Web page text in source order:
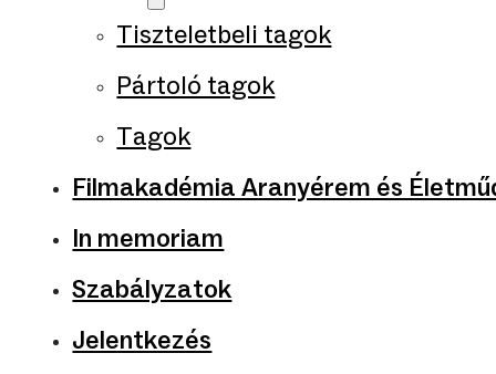
Tiszteletbeli tagok
Pártoló tagok
Tagok
Filmakadémia Aranyérem és
In memoriam
Szabályzatok
Jelentkezés